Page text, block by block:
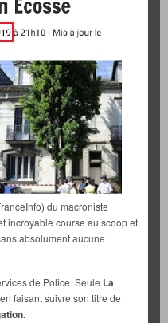
du macroniste
incroyable course au scoop et
absolument aucune
de Police. Seule La
faisant suivre son titre de